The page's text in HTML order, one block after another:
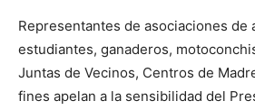
Representantes de asociaciones de
estudiantes, ganaderos,
Juntas de Vecinos, Centros de
fines apelan a la sensibilidad del